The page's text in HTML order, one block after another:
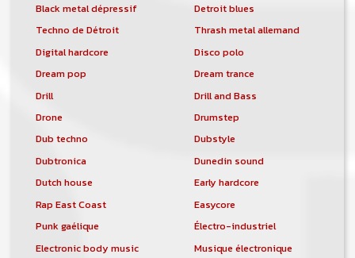
Black metal dépressif
Detroit blues
Techno de Détroit
Thrash metal allemand
Digital hardcore
Disco polo
Dream pop
Dream trance
Drill
Drill and Bass
Drone
Drumstep
Dub techno
Dubstyle
Dubtronica
Dunedin sound
Dutch house
Early hardcore
Rap East Coast
Easycore
Punk gaélique
Électro-industriel
Electronic body music
Musique électronique